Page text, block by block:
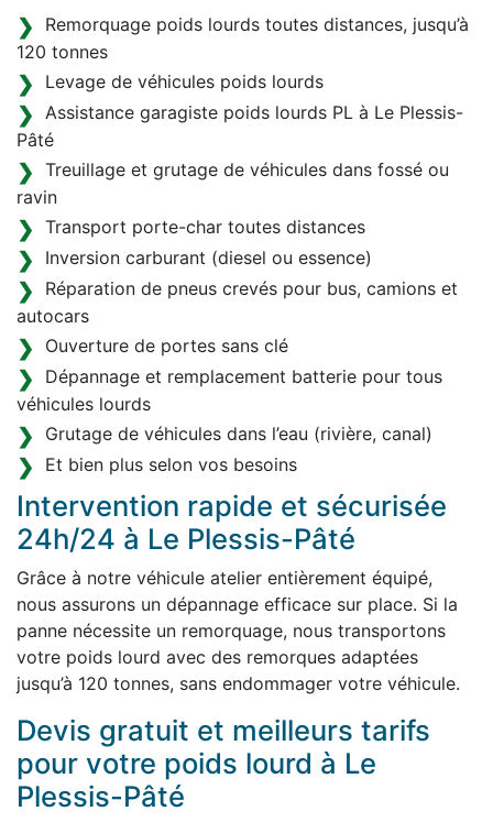
Remorquage poids lourds toutes distances, jusqu’à
120 tonnes
Levage de véhicules poids lourds
Assistance garagiste poids lourds PL à Le Plessis-
Pâté
Treuillage et grutage de véhicules dans fossé ou
ravin
Transport porte-char toutes distances
Inversion carburant (diesel ou essence)
Réparation de pneus crevés pour bus, camions et
autocars
Ouverture de portes sans clé
Dépannage et remplacement batterie pour tous
véhicules lourds
Grutage de véhicules dans l’eau (rivière, canal)
Et bien plus selon vos besoins
Intervention rapide et sécurisée
24h/24 à Le Plessis-Pâté
Grâce à notre véhicule atelier entièrement équipé,
nous assurons un dépannage efficace sur place. Si la
panne nécessite un remorquage, nous transportons
votre poids lourd avec des remorques adaptées
jusqu’à 120 tonnes, sans endommager votre véhicule.
Devis gratuit et meilleurs tarifs
pour votre poids lourd à Le
Plessis-Pâté